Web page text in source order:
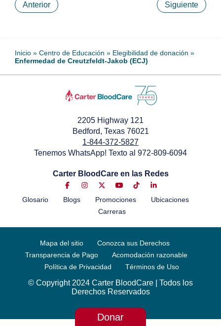
Anterior Siguiente
Inicio » Centro de Educación » Elegibilidad de donación »
Enfermedad de Creutzfeldt-Jakob (ECJ)
2205 Highway 121
Bedford, Texas 76021
1-844-372-5827
Tenemos WhatsApp! Texto al 972-809-6094
Carter BloodCare en las Redes
Glosario Blogs Promociones
Ubicaciones
Carreras
Donar
Mapa del sitio
Conozca sus Derechos
Transparencia de Pago
Acomodación razonable
Política de Privacidad
Términos de Uso
© Copyright 2024 Carter BloodCare | Todos los
Derechos Reservados